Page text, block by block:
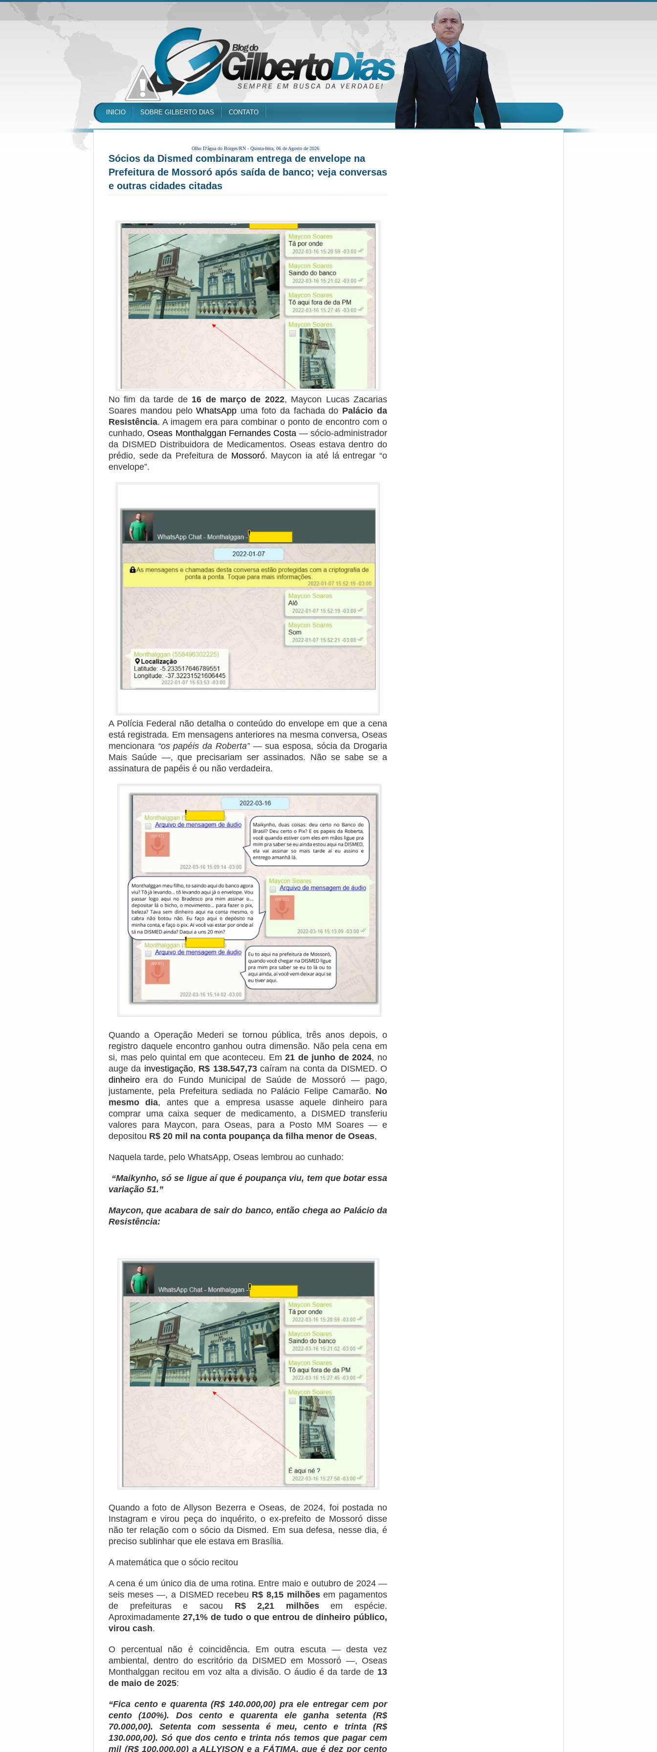
INICIO SOBRE GILBERTO DIAS CONTATO
Olho D'água do Borges/RN - Quinta-feira, 06 de Agosto de 2026
Sócios da Dismed combinaram entrega de envelope na
Prefeitura de Mossoró após saída de banco; veja conversas
e outras cidades citadas
No fim da tarde de 16 de março de 2022, Maycon Lucas Zacarias
Soares mandou peloWhatsApp uma foto da fachada do Palácio da
Resistência. A imagem era para combinar o ponto de encontro com o
cunhado,Oseas Monthalggan Fernandes Costa — sócio-administrador
da DISMED Distribuidora de Medicamentos. Oseas estava dentro do
prédio, sede da Prefeitura de Mossoró. Maycon ia até lá entregar “o
envelope”.
A Polícia Federal não detalha o conteúdo do envelope em que a cena
está registrada. Em mensagens anteriores na mesma conversa, Oseas
mencionara “os papéis da Roberta”— sua esposa, sócia da Drogaria
Mais Saúde —, que precisariam ser assinados. Não se sabe se a
assinatura de papéis é ou não verdadeira.
Quando a Operação Mederi se tornou pública, três anos depois, o
registro daquele encontro ganhou outra dimensão. Não pela cena em
si, mas pelo quintal em que aconteceu. Em21 de junho de 2024, no
auge da investigação, R$ 138.547,73caíram na conta da DISMED. O
dinheiro era do Fundo Municipal de Saúde de Mossoró — pago,
justamente, pela Prefeitura sediada no Palácio Felipe Camarão. No
mesmo dia, antes que a empresa usasse aquele dinheiro para
comprar uma caixa sequer de medicamento, a DISMED transferiu
valores para Maycon, para Oseas, para a Posto MM Soares — e
depositou R$ 20 mil na conta poupança da filha menor de Oseas,
Naquela tarde, pelo WhatsApp, Oseas lembrou ao cunhado:
“Maikynho, só se ligue aí que é poupança viu, tem que botar essa
variação 51.”
Maycon, que acabara de sair do banco, então chega ao Palácio da
Resistência:
Quando a foto de Allyson Bezerra e Oseas, de 2024, foi postada no
Instagram e virou peça do inquérito, o ex-prefeito de Mossoró disse
não ter relação com o sócio da Dismed. Em sua defesa, nesse dia, é
preciso sublinhar que ele estava em Brasília.
A matemática que o sócio recitou
A cena é um único dia de uma rotina. Entre maio e outubro de 2024 —
seis meses —, a DISMED recebeu R$ 8,15 milhõesem pagamentos
de prefeituras e sacou R$ 2,21 milhõesem espécie.
Aproximadamente 27,1% de tudo o que entrou de dinheiro público,
virou cash.
O percentual não é coincidência. Em outra escuta — desta vez
ambiental, dentro do escritório da DISMED em Mossoró —, Oseas
Monthalggan recitou em voz alta a divisão. O áudio é da tarde de 13
de maio de 2025:
“Fica cento e quarenta (R$ 140.000,00) pra ele entregar cem por
cento (100%). Dos cento e quarenta ele ganha setenta (R$
70.000,00). Setenta com sessenta é meu, cento e trinta (R$
130.000,00). Só que dos cento e trinta nós temos que pagar cem
mil (R$ 100.000,00) a ALLYISON e a FÁTIMA, que é dez por cento